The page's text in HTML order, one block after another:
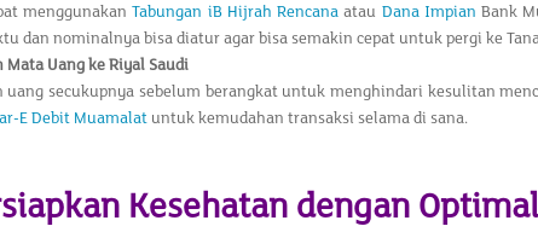
menggunakanTabungan iB Hijrah Rencana atau Dana Impian Bank
dan nominalnya bisa diatur agar bisa semakin cepat untuk pergi ke
Mata Uang ke Riyal Saudi
uang secukupnya sebelum berangkat untuk menghindari kesulitan
E Debit Muamalatuntuk kemudahan transaksi selama di sana.
Kesehatan dengan Optimal